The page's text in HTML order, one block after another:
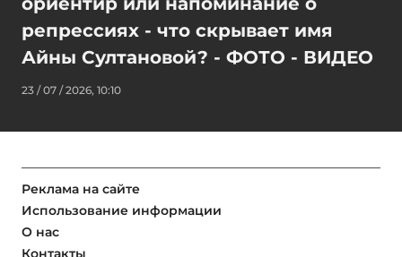
репрессиях - что скрывает имя
Айны Султановой? - ФОТО - ВИДЕО
23 / 07 / 2026, 10:10
Реклама на сайте
Использование информации
О нас
Контакты